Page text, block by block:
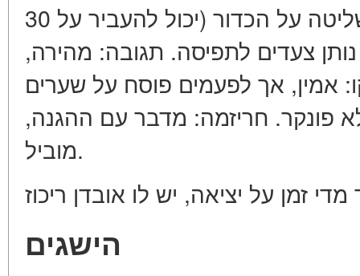
משחק ברגליים: מצטיין בשליטה על הכדור (יכול להעביר על 30
צעדים לתפיסה. תגובה: מהירה,
אמין, אך לפעמים פוסח על שערים
פונקר. חריזמה: מדבר עם ההגנה,
מוביל.
הישגים